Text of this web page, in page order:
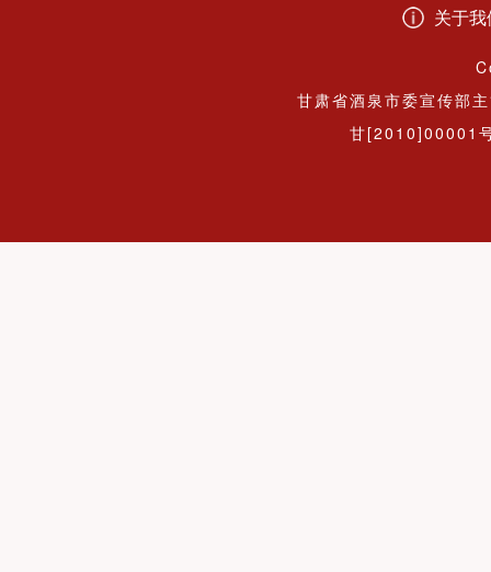
关于我
甘肃省酒泉市委宣传部
甘[2010]00001